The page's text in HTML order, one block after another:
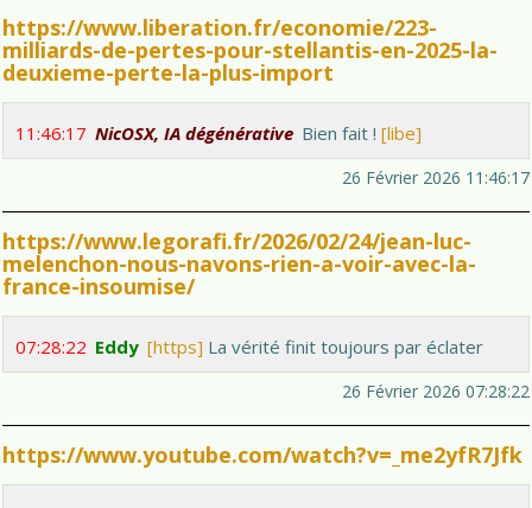
https://www.liberation.fr/economie/223-
milliards-de-pertes-pour-stellantis-en-2025-la-
deuxieme-perte-la-plus-import
11:46:17 NicOSX, IA dégénérative Bien fait ! [libe]
26 Février 2026 11:46:17
https://www.legorafi.fr/2026/02/24/jean-luc-
melenchon-nous-navons-rien-a-voir-avec-la-
france-insoumise/
07:28:22 Eddy [https] La vérité finit toujours par éclater
26 Février 2026 07:28:22
https://www.youtube.com/watch?v=_me2yfR7Jfk